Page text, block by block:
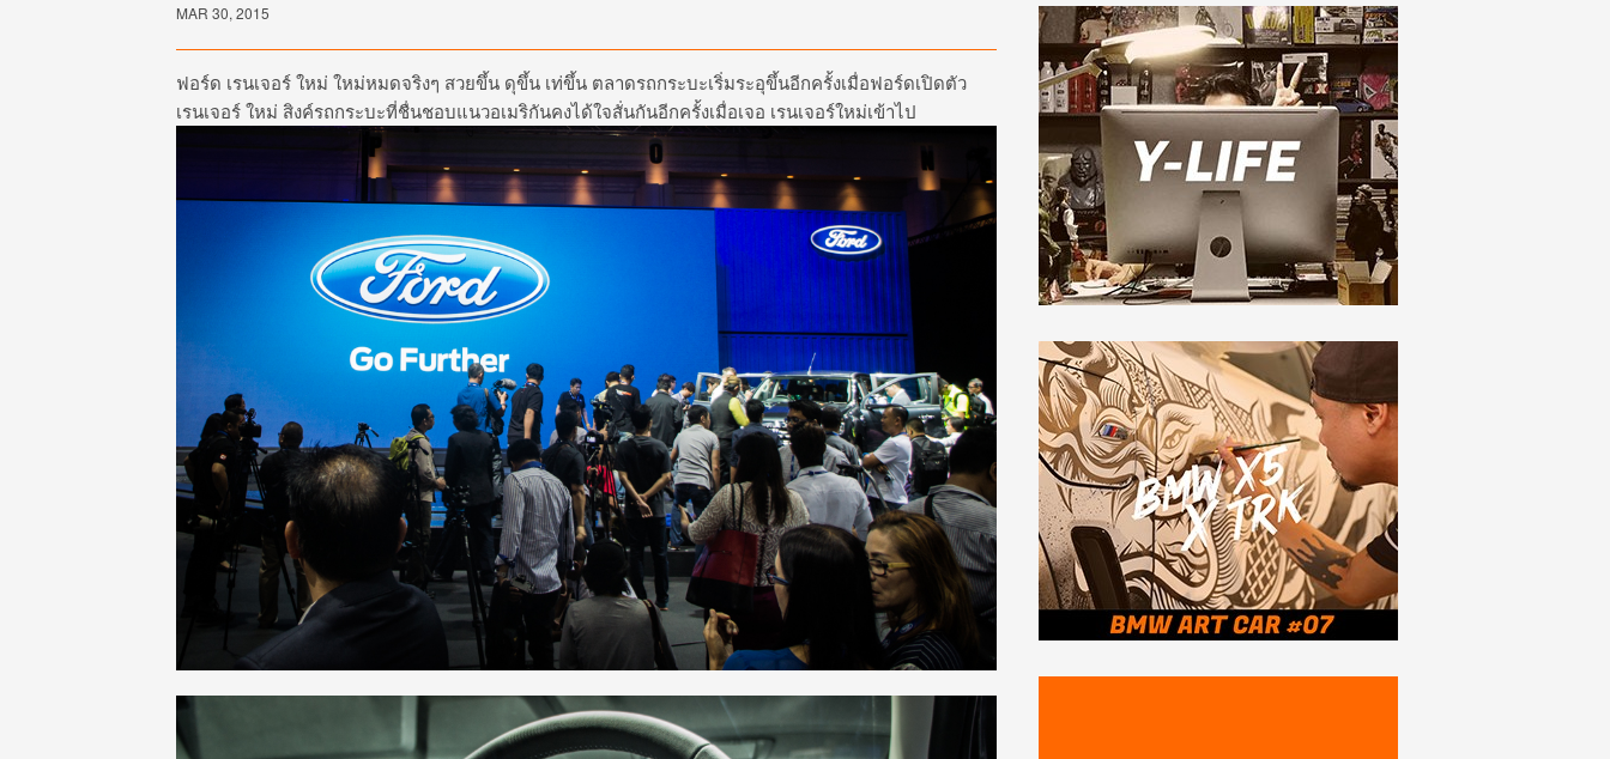
MAR 30, 2015
ฟอร์ด เรนเจอร์ ใหม่ ใหม่หมดจริงๆ สวยขึ้น ดุขึ้น เท่ขึ้น ตลาดรถกระบะเริ่มระอุขึ้นอีกครั้งเมื่อฟอร์ดเปิดตัว
เรนเจอร์ ใหม่ สิงค์รถกระบะที่ชื่นชอบแนวอเมริกันคงได้ใจสั่นกันอีกครั้งเมื่อเจอ เรนเจอร์ใหม่เข้าไป